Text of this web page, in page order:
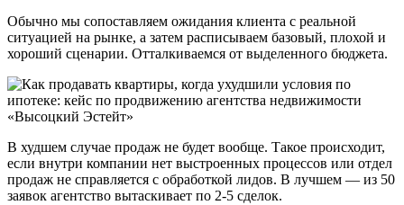
Обычно мы сопоставляем ожидания клиента с реальной
ситуацией на рынке, а затем расписываем базовый, плохой и
хороший сценарии. Отталкиваемся от выделенного бюджета.
В худшем случае продаж не будет вообще. Такое происходит,
если внутри компании нет выстроенных процессов или отдел
продаж не справляется с обработкой лидов. В лучшем — из 50
заявок агентство вытаскивает по 2-5 сделок.